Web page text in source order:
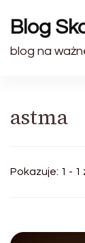
Blog
blog na
astma
Pokazuje: 1 - 1